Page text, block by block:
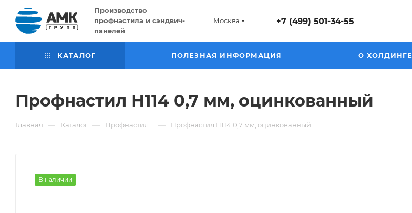
Производство
профнастила и сэндвич-
панелей
Москва +7 (499) 501-34-55
КАТАЛОГ ПОЛЕЗНАЯ ИНФОРМАЦИЯ О ХОЛДИНГЕ
Профнастил Н114 0,7 мм, оцинкованный
Главная — Каталог — Профнастил — Профнастил Н114 0,7 мм, оцинкованный
В наличии